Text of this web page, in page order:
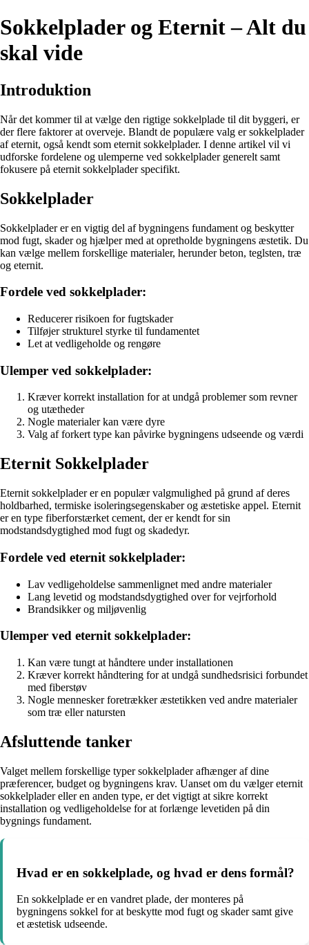
Sokkelplader og Eternit – Alt du
skal vide
Introduktion
Når det kommer til at vælge den rigtige sokkelplade til dit byggeri, er
der flere faktorer at overveje. Blandt de populære valg er sokkelplader
af eternit, også kendt som eternit sokkelplader. I denne artikel vil vi
udforske fordelene og ulemperne ved sokkelplader generelt samt
fokusere på eternit sokkelplader specifikt.
Sokkelplader
Sokkelplader er en vigtig del af bygningens fundament og beskytter
mod fugt, skader og hjælper med at opretholde bygningens æstetik. Du
kan vælge mellem forskellige materialer, herunder beton, teglsten, træ
og eternit.
Fordele ved sokkelplader:
Reducerer risikoen for fugtskader
Tilføjer strukturel styrke til fundamentet
Let at vedligeholde og rengøre
Ulemper ved sokkelplader:
Kræver korrekt installation for at undgå problemer som revner
og utætheder
Nogle materialer kan være dyre
Valg af forkert type kan påvirke bygningens udseende og værdi
Eternit Sokkelplader
Eternit sokkelplader er en populær valgmulighed på grund af deres
holdbarhed, termiske isoleringsegenskaber og æstetiske appel. Eternit
er en type fiberforstærket cement, der er kendt for sin
modstandsdygtighed mod fugt og skadedyr.
Fordele ved eternit sokkelplader:
Lav vedligeholdelse sammenlignet med andre materialer
Lang levetid og modstandsdygtighed over for vejrforhold
Brandsikker og miljøvenlig
Ulemper ved eternit sokkelplader:
Kan være tungt at håndtere under installationen
Kræver korrekt håndtering for at undgå sundhedsrisici forbundet
med fiberstøv
Nogle mennesker foretrækker æstetikken ved andre materialer
som træ eller natursten
Afsluttende tanker
Valget mellem forskellige typer sokkelplader afhænger af dine
præferencer, budget og bygningens krav. Uanset om du vælger eternit
sokkelplader eller en anden type, er det vigtigt at sikre korrekt
installation og vedligeholdelse for at forlænge levetiden på din
bygnings fundament.
Hvad er en sokkelplade, og hvad er dens formål?
En sokkelplade er en vandret plade, der monteres på
bygningens sokkel for at beskytte mod fugt og skader samt give
et æstetisk udseende.